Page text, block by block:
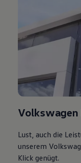
Lust, auch die
unserem
Klick genügt.